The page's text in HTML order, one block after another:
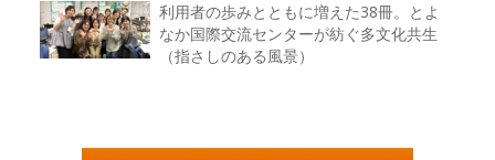
利用者の歩みとともに増えた38冊。とよ
なか国際交流センターが紡ぐ多文化共生
（指さしのある風景）